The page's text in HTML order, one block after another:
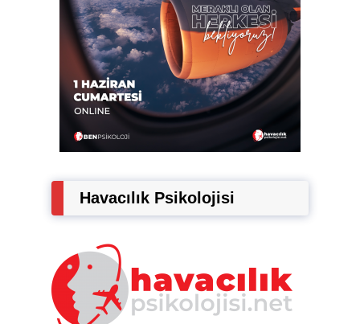
Havacılık Psikolojisi